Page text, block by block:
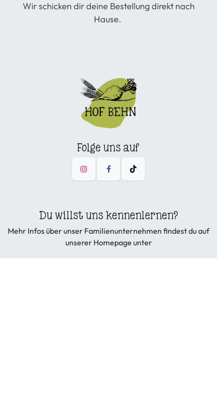
Wir schicken dir deine Bestellung direkt nach
Hause.
Folge uns auf
Du willst uns kennenlernen?
Mehr Infos über unser Familienunternehmen findest du auf
unserer Homepage unter